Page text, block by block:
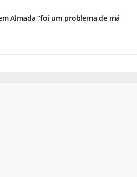
Almada “foi um problema de má